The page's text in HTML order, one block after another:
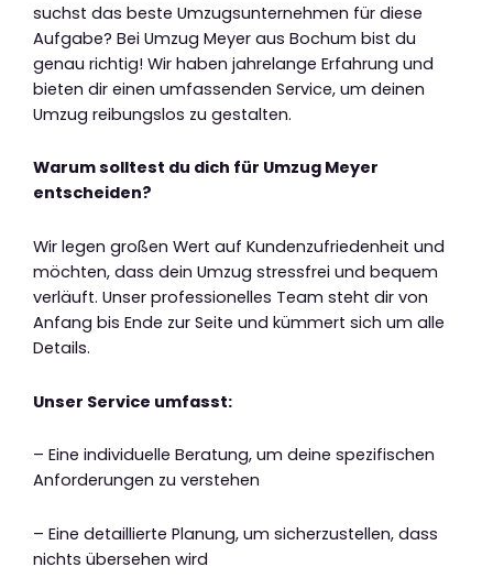
suchst das beste Umzugsunternehmen für diese
Aufgabe? Bei Umzug Meyer aus Bochum bist du
genau richtig! Wir haben jahrelange Erfahrung und
bieten dir einen umfassenden Service, um deinen
Umzug reibungslos zu gestalten.
Warum solltest du dich für Umzug Meyer
entscheiden?
Wir legen großen Wert auf Kundenzufriedenheit und
möchten, dass dein Umzug stressfrei und bequem
verläuft. Unser professionelles Team steht dir von
Anfang bis Ende zur Seite und kümmert sich um alle
Details.
Unser Service umfasst:
– Eine individuelle Beratung, um deine spezifischen
Anforderungen zu verstehen
– Eine detaillierte Planung, um sicherzustellen, dass
nichts übersehen wird